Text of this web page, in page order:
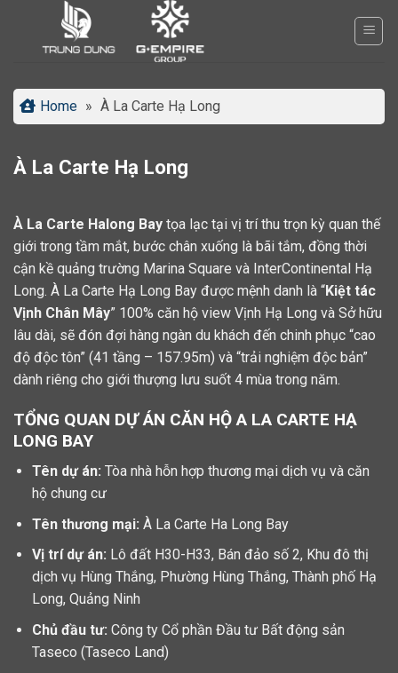
Home » À La Carte Hạ Long
À La Carte Hạ Long
À La Carte Halong Bay tọa lạc tại vị trí thu trọn kỳ quan thế
giới trong tầm mắt, bước chân xuống là bãi tắm, đồng thời
cận kề quảng trường Marina Square và InterContinental Hạ
Long. À La Carte Hạ Long Bay được mệnh danh là “Kiệt tác
Vịnh Chân Mây” 100% căn hộ view Vịnh Hạ Long và Sở hữu
lâu dài, sẽ đón đợi hàng ngàn du khách đến chinh phục “cao
độ độc tôn” (41 tầng – 157.95m) và “trải nghiệm độc bản”
dành riêng cho giới thượng lưu suốt 4 mùa trong năm.
TỔNG QUAN DỰ ÁN CĂN HỘ A LA CARTE HẠ
LONG BAY
Tên dự án: Tòa nhà hỗn hợp thương mại dịch vụ và căn
hộ chung cư
Tên thương mại: À La Carte Ha Long Bay
Vị trí dự án: Lô đất H30-H33, Bán đảo số 2, Khu đô thị
dịch vụ Hùng Thắng, Phường Hùng Thắng, Thành phố Hạ
Long, Quảng Ninh
Chủ đầu tư: Công ty Cổ phần Đầu tư Bất động sản
Taseco (Taseco Land)